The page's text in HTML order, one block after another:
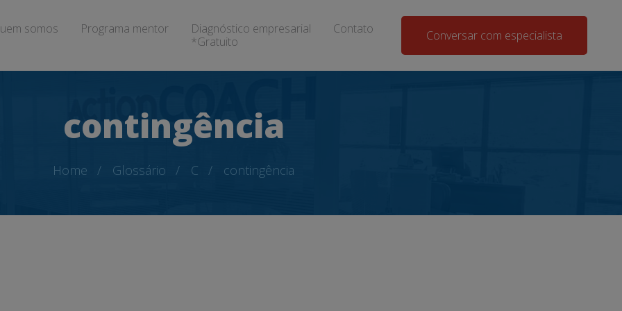
somos Programa mentor
Diagnóstico empresarial
*Gratuito
Contato Conversar com especialista
contingência
Home Glossário C contingência